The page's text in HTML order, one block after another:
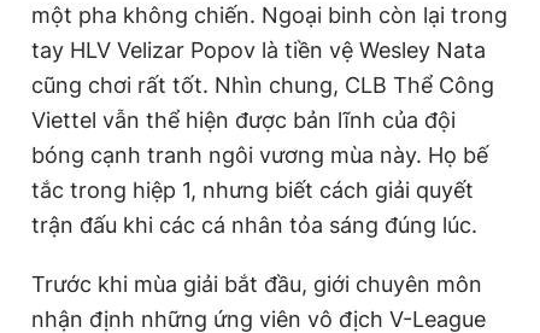
một pha không chiến. Ngoại binh còn lại trong
tay HLV Velizar Popov là tiền vệ Wesley Nata
cũng chơi rất tốt. Nhìn chung, CLB Thể Công
Viettel vẫn thể hiện được bản lĩnh của đội
bóng cạnh tranh ngôi vương mùa này. Họ bế
tắc trong hiệp 1, nhưng biết cách giải quyết
trận đấu khi các cá nhân tỏa sáng đúng lúc.
Trước khi mùa giải bắt đầu, giới chuyên môn
nhận định những ứng viên vô địch V-League